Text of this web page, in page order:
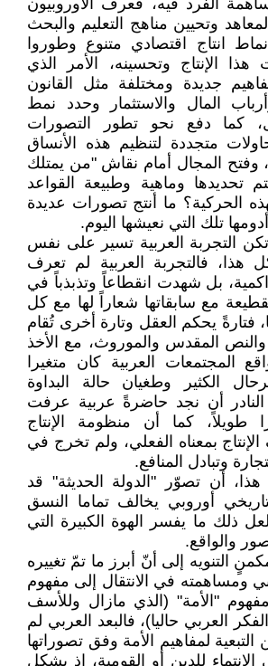
الفرد فيه، فعرف الأوروبيون
وتحيين مناهج التعليم والبحث
انتاج اقتصادي متنوع وطوروا
هذا الإنتاج وتحسينه، الأمر الذي
جديدة ومختلفة مثل القانون
المال والاستثمار وحدد نمط
كما دفع نحو تطور التصورات
متجددة لتنظيم هذه الأنساق
وفتح المجال أمام نقاش "من يمتلك
تحديدها وماهية وطبيعة القواعد
الحركية؟ ما أنتج تصورات عديدة
تلك التي نعيشها اليوم.
التجربة العربية تسير على نفس
هذا، فالتجربة العربية لم تعرف
بل شهدت انقطاعاً وتذبذباً في
مع سابقاتها شعاراً لها مع كل
فتارةً يحكم العقل وتارة أخرى تُقام
والنص المقدس والموروث، مع الأخذ
المجتمعات العربية كان متغيرا
الكثير وطغيان حالة البداوة
أن نجد حاضرةً عربية عرفت
طويلاً، كما أن منظومة الإنتاج
بمعناه الفعلي، ولم تخرج في
وتبادل المنافع.
أن تصوّر "الدولة الحديثة" قد
أوروبي يخالف تماما النسق
ذلك ما يفسر الهوة الكبيرة التي
والواقع.
التنويه إلى أنّ أبرز ما تمّ تغييره
ومساهمته في الانتقال إلى مفهوم
مفهوم "الأمة" (الذي مازال وللأسف
العربي حاليا)، فالبعد العربي لم
لمفاهيم الأمة وفق تصوراتها
الانتماء للدين أو القومية، إذ يشكل